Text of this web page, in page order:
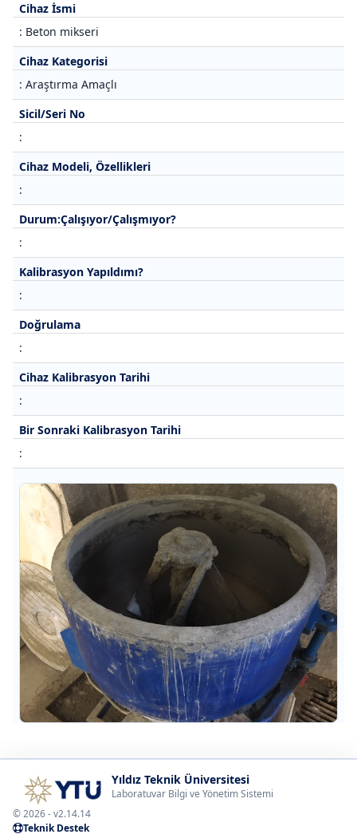
Cihaz İsmi
: Beton mikseri
Cihaz Kategorisi
: Araştırma Amaçlı
Sicil/Seri No
:
Cihaz Modeli, Özellikleri
:
Durum:Çalışıyor/Çalışmıyor?
:
Kalibrasyon Yapıldımı?
:
Doğrulama
:
Cihaz Kalibrasyon Tarihi
:
Bir Sonraki Kalibrasyon Tarihi
:
Yıldız Teknik Üniversitesi
Laboratuvar Bilgi ve Yönetim Sistemi
© 2026 - v2.14.14
Teknik Destek